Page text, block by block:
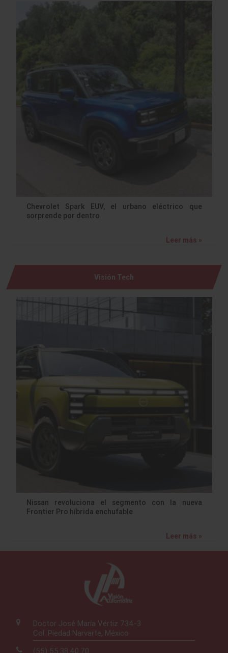
Chevrolet Spark EUV, el urbano eléctrico que
sorprende por dentro
Leer más »
Visión Tech
Nissan revoluciona el segmento con la nueva
Frontier Pro híbrida enchufable
Leer más »
Doctor José María Vértiz 734-3
Col. Piedad Narvarte, México
(55) 55.38.40.70